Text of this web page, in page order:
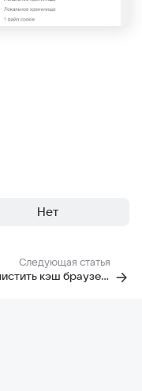
Нет
Следующая статья
Как очистить кэш браузера?